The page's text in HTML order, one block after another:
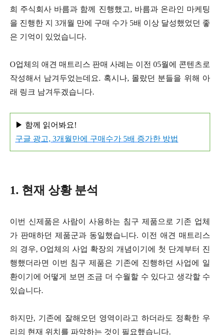
희 주식회사 바름과 함께 진행했고, 바름과 온라인 마케팅
을 진행한 지 3개월 만에 구매 수가 5배 이상 달성했었던 좋
은 기억이 있었습니다.
O업체의 애견 매트리스 판매 사례는 이전 05월에 콘텐츠로
작성해서 남겨두었는데요. 혹시나, 몰랐던 분들을 위해 아
래 링크 남겨두겠습니다.
▶ 함께 읽어봐요!
구글 광고, 3개월만에 구매수가 5배 증가한 방법
1. 현재 상황 분석
이번 신제품은 사람이 사용하는 침구 제품으로 기존 업체
가 판매하던 제품군과 동일했습니다. 이전 애견 매트리스
의 경우, O업체의 사업 확장의 개념이기에 첫 단계부터 진
행했더라면 이번 침구 제품은 기존에 진행하던 사업에 일
환이기에 어떻게 보면 조금 더 수월할 수 있다고 생각할 수
있습니다.
하지만, 기존에 잘해오던 영역이라고 하더라도 정확한 우
리의 현재 위치를 파악하는 것이 필요했습니다.